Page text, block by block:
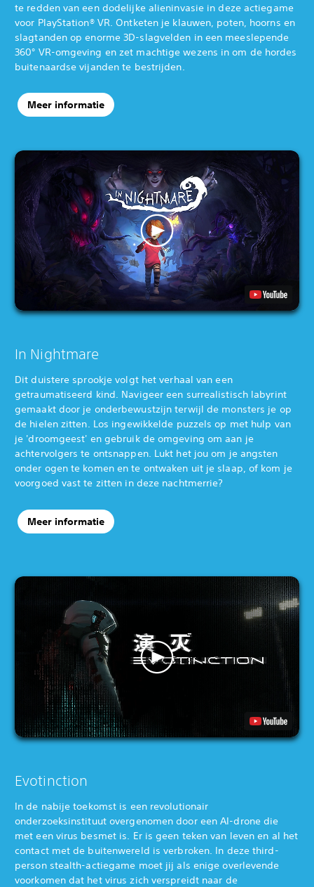
te redden van een dodelijke alieninvasie in deze actiegame
voor PlayStation® VR. Ontketen je klauwen, poten, hoorns en
slagtanden op enorme 3D-slagvelden in een meeslepende
360° VR-omgeving en zet machtige wezens in om de hordes
buitenaardse vijanden te bestrijden.
Meer informatie
In Nightmare
Dit duistere sprookje volgt het verhaal van een
getraumatiseerd kind. Navigeer een surrealistisch labyrint
gemaakt door je onderbewustzijn terwijl de monsters je op
de hielen zitten. Los ingewikkelde puzzels op met hulp van
je 'droomgeest' en gebruik de omgeving om aan je
achtervolgers te ontsnappen. Lukt het jou om je angsten
onder ogen te komen en te ontwaken uit je slaap, of kom je
voorgoed vast te zitten in deze nachtmerrie?
Meer informatie
Evotinction
In de nabije toekomst is een revolutionair
onderzoeksinstituut overgenomen door een AI-drone die
met een virus besmet is. Er is geen teken van leven en al het
contact met de buitenwereld is verbroken. In deze third-
person stealth-actiegame moet jij als enige overlevende
voorkomen dat het virus zich verspreidt naar de